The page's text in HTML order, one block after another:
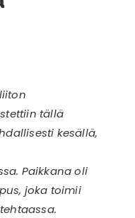
tällä
kesällä,
Paikkana oli
joka toimii